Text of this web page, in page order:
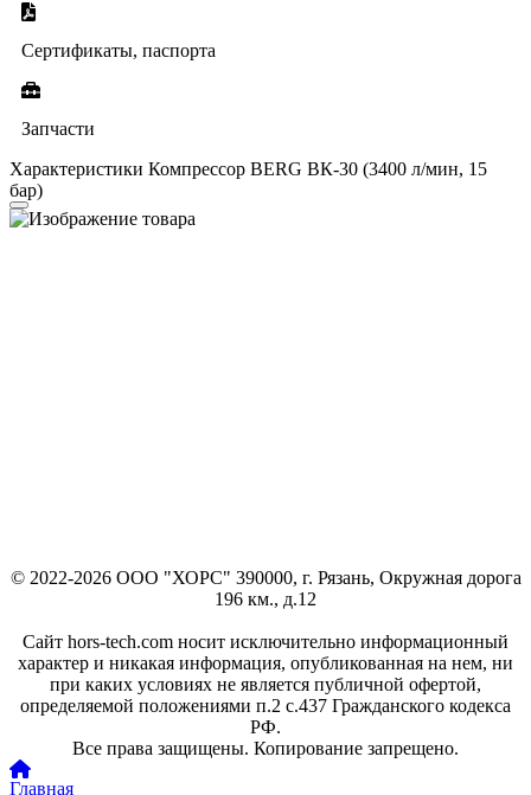
Сертификаты, паспорта
Запчасти
Характеристики Компрессор BERG ВК-30 (3400 л/мин, 15
бар)
© 2022-2026 ООО "ХОРС" 390000, г. Рязань, Окружная дорога
196 км., д.12
Сайт hors-tech.com носит исключительно информационный
характер и никакая информация, опубликованная на нем, ни
при каких условиях не является публичной офертой,
определяемой положениями п.2 с.437 Гражданского кодекса
РФ.
Все права защищены. Копирование запрещено.
Главная